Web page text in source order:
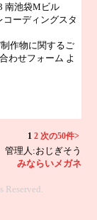
南池袋Mビル
ーディングスタ
作物に関するご
わせフォーム よ
1 2 次の50件>
管理人:おじぎそう
みならいメガネ
Reserved.